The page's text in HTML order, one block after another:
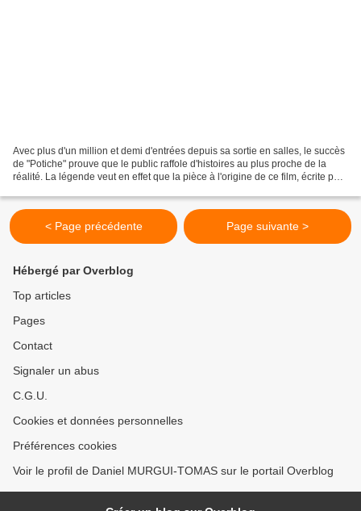
Avec plus d'un million et demi d'entrées depuis sa sortie en salles, le succès
de "Potiche" prouve que le public raffole d'histoires au plus proche de la
réalité. La légende veut en effet que la pièce à l'origine de ce film, écrite par
< Page précédente Page suivante >
Hébergé par Overblog
Top articles
Pages
Contact
Signaler un abus
C.G.U.
Cookies et données personnelles
Préférences cookies
Voir le profil de Daniel MURGUI-TOMAS sur le portail Overblog